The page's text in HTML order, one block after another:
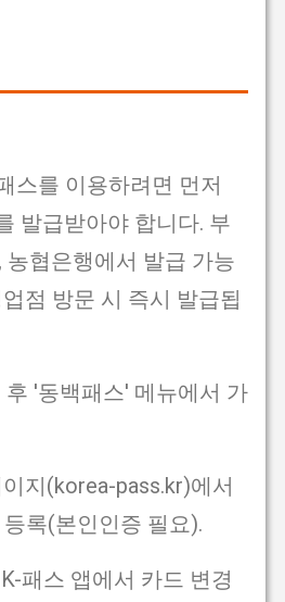
스를 이용하려면 먼저
발급받아야 합니다. 부
농협은행에서 발급 가능
점 방문 시 즉시 발급됩
후 '동백패스' 메뉴에서 가
지(korea-pass.kr)에서
록(본인인증 필요).
패스 앱에서 카드 변경